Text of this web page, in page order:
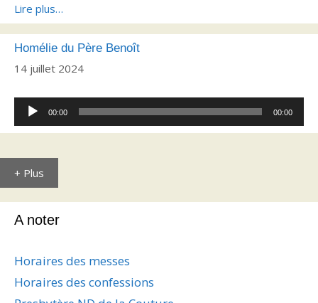
Lire plus…
Homélie du Père Benoît
14 juillet 2024
Lecteur
audio
00:00 00:00
+ Plus
A noter
Horaires des messes
Horaires des confessions